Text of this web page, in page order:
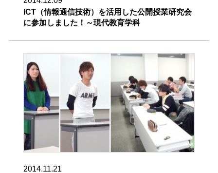
ICT（情報通信技術）を活用した公開授業研究会
に参加しました！～現代教育学科
2014.11.21